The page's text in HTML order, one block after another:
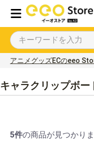
アニメグッズECのeeo
キャラクリップボ
5件の商品が見つかり